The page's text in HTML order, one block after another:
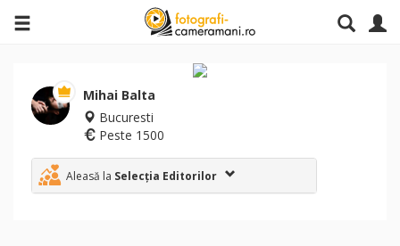
Mihai Balta
Bucuresti
Peste 1500
Aleasă la Selecția Editorilor